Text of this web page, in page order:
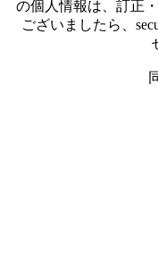
の個人情報は、訂正
ございましたら、